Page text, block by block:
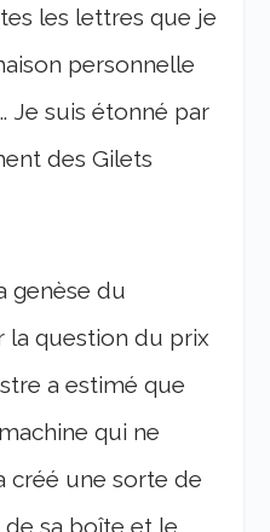
les lettres que je
personnelle
Je suis étonné par
des Gilets
genèse du
la question du prix
a estimé que
qui ne
créé une sorte de
sa boîte et le